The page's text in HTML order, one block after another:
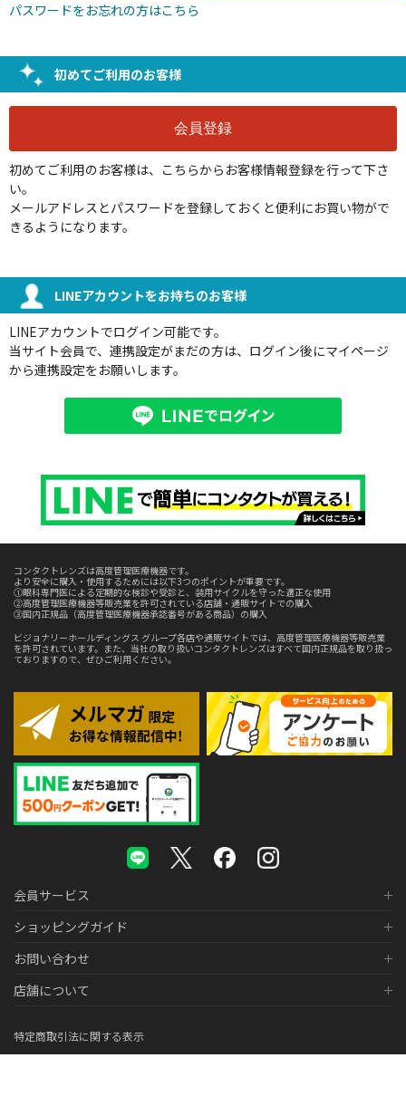
パスワードをお忘れの方はこちら
初めてご利用のお客様
初めてご利用のお客様は、こちらからお客様情報登録を行って下さ
い。
メールアドレスとパスワードを登録しておくと便利にお買い物がで
きるようになります。
LINEアカウントをお持ちのお客様
LINEアカウントでログイン可能です。
当サイト会員で、連携設定がまだの方は、ログイン後にマイページ
から連携設定をお願いします。
コンタクトレンズは高度管理医療機器です。
より安全に購入・使用するためには以下3つのポイントが重要です。
①眼科専門医による定期的な検診や受診と、装用サイクルを守った適正な使用
②高度管理医療機器等販売業を許可されている店舗・通販サイトでの購入
③国内正規品（高度管理医療機器承認番号がある商品）の購入
ビジョナリーホールディングス グループ各店や通販サイトでは、高度管理医療機器等販売業
を許可されています。また、当社の取り扱いコンタクトレンズはすべて国内正規品を取り扱っ
ておりますので、ぜひご利用ください。
会員サービス
ショッピングガイド
お問い合わせ
店舗について
特定商取引法に関する表示